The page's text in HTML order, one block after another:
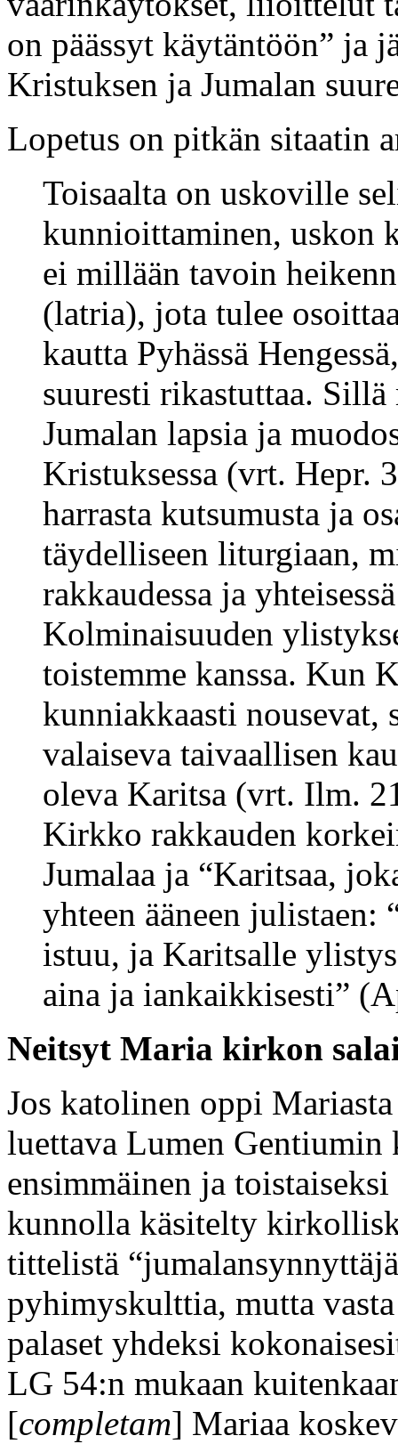
on päässyt käytäntöön” ja
Kristuksen ja Jumalan
Lopetus on pitkän sitaatin
Toisaalta on uskoville
kunnioittaminen, uskon
ei millään tavoin
(latria), jota tulee
kautta Pyhässä
suuresti rikastuttaa.
Jumalan lapsia ja
Kristuksessa (vrt. Hepr.
harrasta kutsumusta ja
täydelliseen liturgiaan,
rakkaudessa ja
Kolminaisuuden
toistemme kanssa. Kun
kunniakkaasti
valaiseva taivaallisen
oleva Karitsa (vrt. Ilm.
Kirkko rakkauden
Jumalaa ja “Karitsaa,
yhteen ääneen
istuu, ja Karitsalle
aina ja iankaikkisesti”
Neitsyt Maria kirkon
Jos katolinen oppi
luettava Lumen Gentiumin
ensimmäinen ja
kunnolla käsitelty
tittelistä
pyhimyskulttia, mutta
palaset yhdeksi
LG 54:n mukaan
[completam] Mariaa